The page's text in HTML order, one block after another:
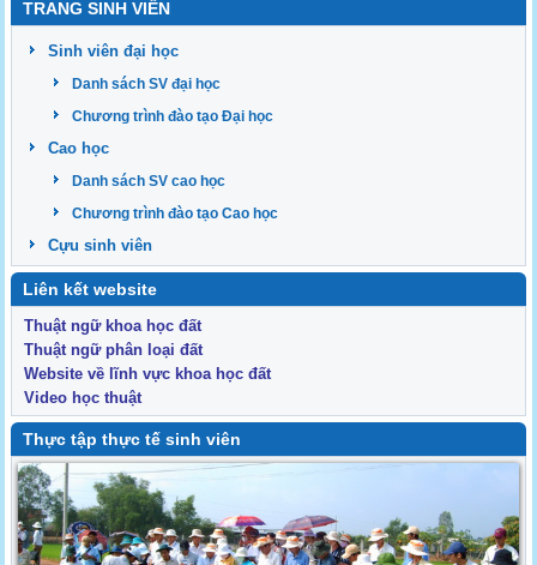
TRANG SINH VIÊN
Sinh viên đại học
Danh sách SV đại học
Chương trình đào tạo Đại học
Cao học
Danh sách SV cao học
Chương trình đào tạo Cao học
Cựu sinh viên
Liên kết website
Thuật ngữ khoa học đất
Thuật ngữ phân loại đất
Website về lĩnh vực khoa học đất
Video học thuật
Thực tập thực tế sinh viên